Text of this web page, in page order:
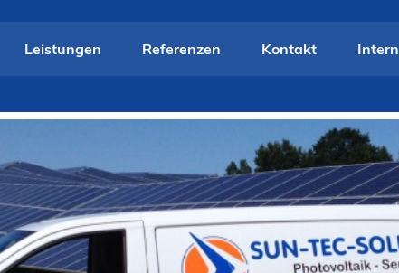
Leistungen Referenzen Kontakt Intern